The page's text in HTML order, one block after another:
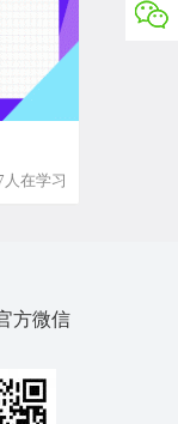
人在学习
方微信